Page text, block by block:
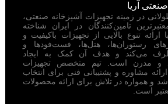
آریا
در زمینه تجهیزات آشپزخانه صنعتی،
تامین‌کنندگان در ایران شناخته
تنوع بالایی از تجهیزات باکیفیت و
رستوران‌ها، هتل‌ها، فست‌فودها و
می‌کند و هدف آن کمک به ایجاد
و مدرن است. تیم متخصص تجهیزات
ارائه مشاوره و پشتیبانی فنی برای انتخاب
و همواره در تلاش برای ارائه محصولات
است.